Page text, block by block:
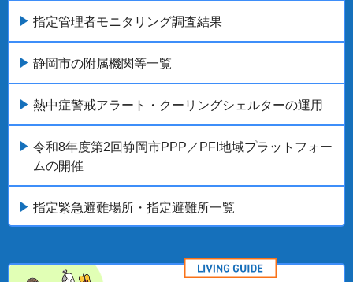
指定管理者モニタリング調査結果
静岡市の附属機関等一覧
熱中症警戒アラート・クーリングシェルターの運用
令和8年度第2回静岡市PPP／PFI地域プラットフォー
ムの開催
指定緊急避難場所・指定避難所一覧